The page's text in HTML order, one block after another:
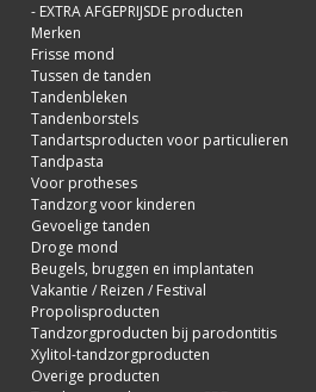
- EXTRA AFGEPRIJSDE producten
Merken
Frisse mond
Tussen de tanden
Tandenbleken
Tandenborstels
Tandartsproducten voor particulieren
Tandpasta
Voor protheses
Tandzorg voor kinderen
Gevoelige tanden
Droge mond
Beugels, bruggen en implantaten
Vakantie / Reizen / Festival
Propolisproducten
Tandzorgproducten bij parodontitis
Xylitol-tandzorgproducten
Overige producten